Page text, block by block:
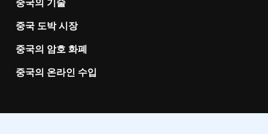
중국 도박 시장
중국의 암호 화폐
중국의 온라인 수입